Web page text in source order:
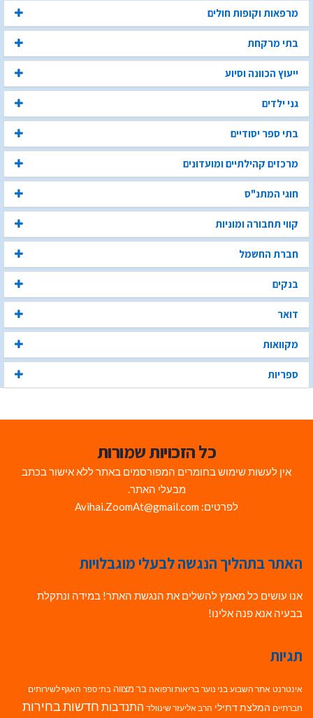
מרפאות וקופות חולים
בתי מרקחת
ייעוץ הכוונה וסיוע
גני ילדים
בתי ספר יסודיים
מרכזים קהילתיים ומועדונים
חוגי המתנ"ס
קווי תחבורה ומוניות
חברת החשמל
בנקים
דואר
מקוואות
ספריות
כל הזכויות שמורות
אין לעשות שימוש בחומרים המפורסמים באתר ללא אישור בכתב
מבעלי האתר.
לפרטים: Avihai.ZoomAt@gmail.com
האתר בתהליך הנגשה לבעלי מוגבלויות
אנו עושים כל מאמץ להשלים את הנגשת האתר! במידה ונתקלת
בבעיה אנא פנה אלינו!
תגיות
אינטרנט אתר השבוע בני נוער בריאות ורפואה בר מצווה בתי ספר האגף לשירותים
חברתיים המלצת דתילי הרב אליעזר שינוולד התנדבות חדשות בחירות